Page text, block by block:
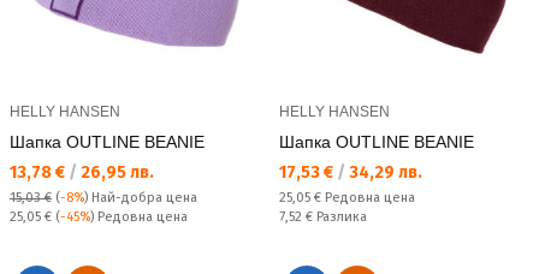
HELLY HANSEN
Шапка OUTLINE BEANIE
Текуща цена:
13,78 € / 26,95 лв.
15,03 € (-8%) Най-добра цена
Редовна цена:
25,05 € (-45%) Редовна цена
HELLY HANSEN
Шапка OUTLINE BEANIE
Текуща цена:
17,53 € / 34,29 лв.
Редовна цена:
25,05 € Редовна цена
Спестявате:
7,52 € Разлика